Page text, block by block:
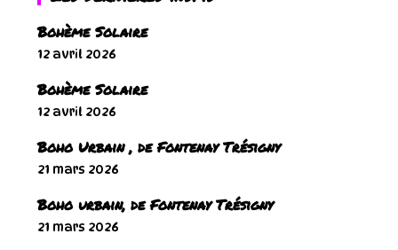
Bohème Solaire
12 avril 2026
Bohème Solaire
12 avril 2026
Boho Urbain , de Fontenay Trésigny
21 mars 2026
Boho urbain, de Fontenay Trésigny
21 mars 2026